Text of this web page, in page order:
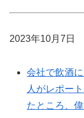
2023年10月7日
会社で飲酒
人がレポー
たところ、